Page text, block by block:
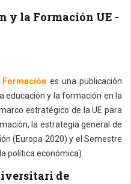
y la Formación UE -
es una publicación
educación y la formación en la
estratégico de la UE para
la estrategia general de
(Europa 2020) y el Semestre
política económica).
de